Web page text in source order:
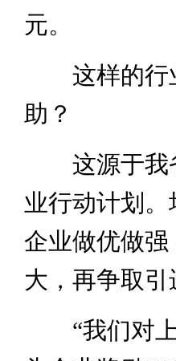
元。
这样的行业
助？
这源于我省
业行动计划
企业做优做
大，再争取
“我们对上